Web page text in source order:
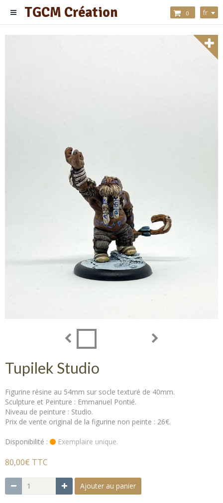
TGCM Création 0 fr
Tupilek Studio
Figurine résine au 54mm sur socle texturé de 40mm.
Sculpture et Peinture : Emmanuel Pontié.
Niveau de peinture : Studio.
Prix de vente original de la figurine non peinte : 26€.
Disponibilité : Exemplaire unique.
80,00€ TTC
Ajouter au panier